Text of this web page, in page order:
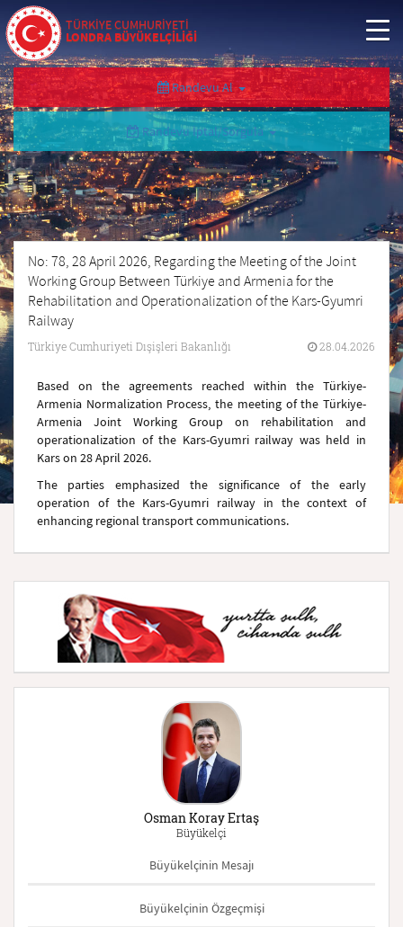
TÜRKİYE CUMHURİYETİ
LONDRA BÜYÜKELÇİLİĞİ
Randevu Al
Randevu İptal/Sorgula
No: 78, 28 April 2026, Regarding the Meeting of the Joint
Working Group Between Türkiye and Armenia for the
Rehabilitation and Operationalization of the Kars-Gyumri
Railway
Türkiye Cumhuriyeti Dışişleri Bakanlığı 28.04.2026
Based on the agreements reached within the Türkiye-
Armenia Normalization Process, the meeting of the Türkiye-
Armenia Joint Working Group on rehabilitation and
operationalization of the Kars-Gyumri railway was held in
Kars on 28 April 2026.
The parties emphasized the significance of the early
operation of the Kars-Gyumri railway in the context of
enhancing regional transport communications.
Osman Koray Ertaş
Büyükelçi
Büyükelçinin Mesajı
Büyükelçinin Özgeçmişi